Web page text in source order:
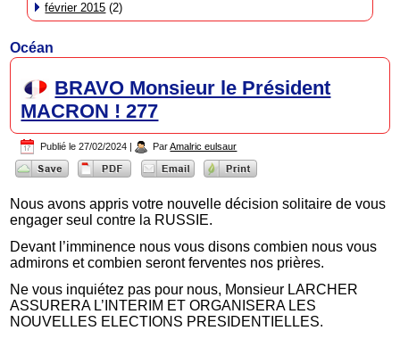
février 2015 (2)
Océan
BRAVO Monsieur le Président
MACRON ! 277
Publié le 27/02/2024 | Par Amalric eulsaur
Nous avons appris votre nouvelle décision solitaire de vous
engager seul contre la RUSSIE.
Devant l’imminence nous vous disons combien nous vous
admirons et combien seront ferventes nos prières.
Ne vous inquiétez pas pour nous, Monsieur LARCHER
ASSURERA L’INTERIM ET ORGANISERA LES
NOUVELLES ELECTIONS PRESIDENTIELLES.